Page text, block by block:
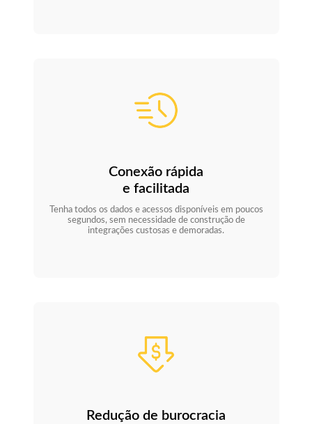
Conexão rápida
e facilitada
Tenha todos os dados e acessos disponíveis em poucos
segundos, sem necessidade de construção de
integrações custosas e demoradas.
Redução de burocracia